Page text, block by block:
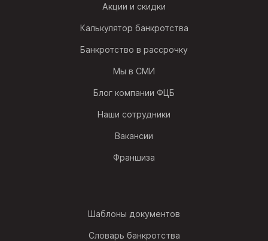
Акции и скидки
Калькулятор банкротства
Банкротство в рассрочку
Мы в СМИ
Блог компании ФЦБ
Наши сотрудники
Вакансии
Франшиза
Шаблоны документов
Словарь банкротства